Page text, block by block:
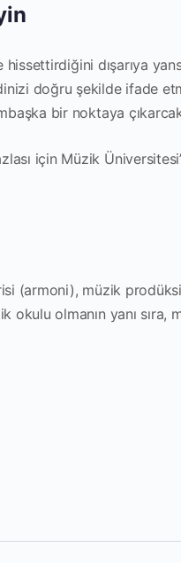
dışarıya
doğru şekilde ifade
bir noktaya
için Müzik
(armoni), müzik
olmanın yanı sıra,